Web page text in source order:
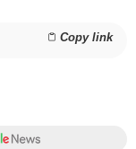
Copy link